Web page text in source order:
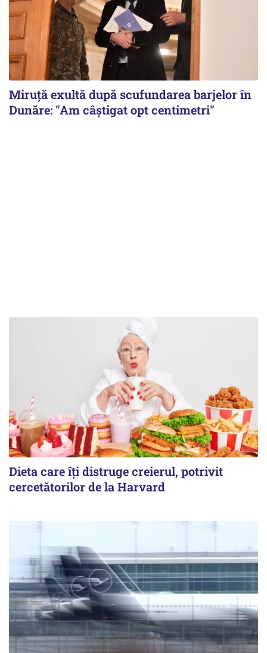
Miruță exultă după scufundarea barjelor în
Dunăre: "Am câștigat opt centimetri"
Dieta care îți distruge creierul, potrivit
cercetătorilor de la Harvard